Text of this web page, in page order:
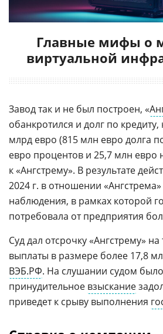
Главные мифы о
виртуальной
Завод так и не был построен, «
обанкротился и долг по
млрд евро (815 млн евро долга
евро процентов и 25,7 млн евро
к «Ангстрему». В результате
2024 г. в отношении
наблюдения, в рамках которой
потребовала от предприятия
Суд дал отсрочку «Ангстрему» на
выплаты в размере более 17,8
ВЭБ.РФ. На слушании судом
принудительное взыскание
приведет к срыву выполнения